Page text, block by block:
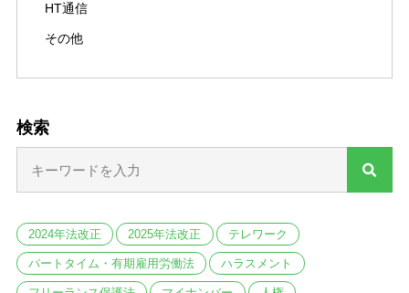
HT通信
その他
検索
2024年法改正 2025年法改正 テレワーク
パートタイム・有期雇用労働法 ハラスメント